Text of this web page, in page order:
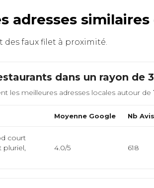
adresses
des faux filet à proximité.
dans un rayon de
les meilleures adresses locales autour de
Moyenne Google Nb
court
pluriel,
4.0/5 618